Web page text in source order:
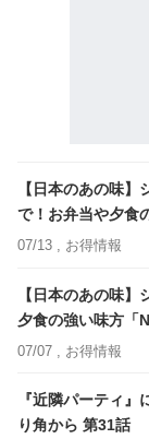
【日本のあの味
で！お弁当や夕食
07/13 , お得情報
【日本のあの味
夕食の強い味方「
07/07 , お得情報
『近隣パーティ
り角から 第31話